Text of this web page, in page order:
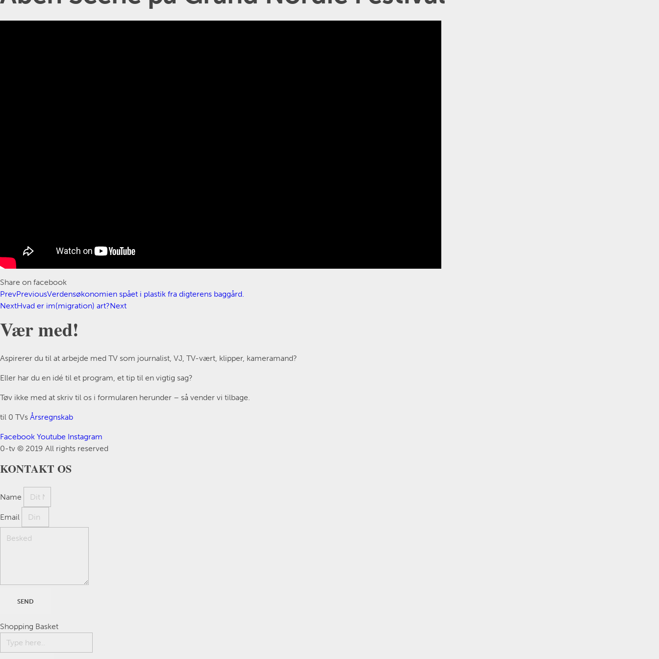
Share on facebook
PrevPreviousVerdensøkonomien spået i plastik fra digterens baggård.
NextHvad er im(migration) art?Next
Vær med!
Aspirerer du til at arbejde med TV som journalist, VJ, TV-vært, klipper, kameramand?
Eller har du en idé til et program, et tip til en vigtig sag?
Tøv ikke med at skriv til os i formularen herunder – så vender vi tilbage.
til 0 TVs Årsregnskab
Facebook Youtube Instagram
0-tv © 2019 All rights reserved​
KONTAKT OS
Name
Email
SEND
Shopping Basket